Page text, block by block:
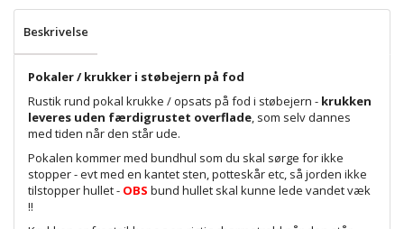
Beskrivelse
Pokaler / krukker i støbejern på fod
Rustik rund pokal krukke / opsats på fod i støbejern - krukken
leveres uden færdigrustet overflade, som selv dannes
med tiden når den står ude.
Pokalen kommer med bundhul som du skal sørge for ikke
stopper - evt med en kantet sten, potteskår etc, så jorden ikke
tilstopper hullet - OBS bund hullet skal kunne lede vandet væk
!!